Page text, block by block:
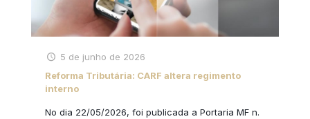
5 de junho de 2026
Reforma Tributária: CARF altera regimento
interno
No dia 22/05/2026, foi publicada a Portaria MF n.